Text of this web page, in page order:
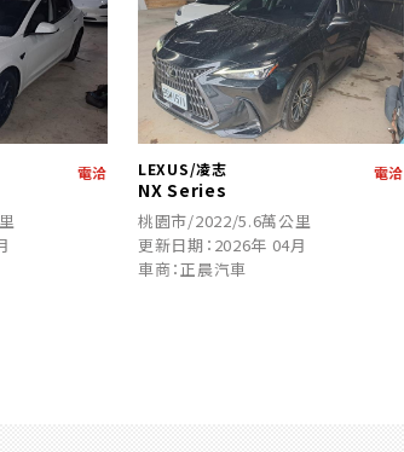
電洽 LEXUS/凌志
NX Series
電洽
桃園市/2022/5.6萬公里
更新日期：2026年 04月
車商：正晨汽車